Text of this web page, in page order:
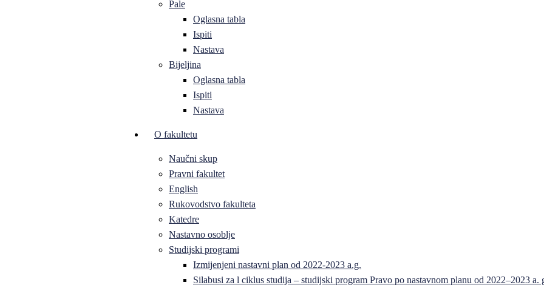
Pale
Oglasna tabla
Ispiti
Nastava
Bijeljina
Oglasna tabla
Ispiti
Nastava
O fakultetu
Naučni skup
Pravni fakultet
English
Rukovodstvo fakulteta
Katedre
Nastavno osoblje
Studijski programi
Izmijenjeni nastavni plan od 2022-2023 a.g.
Silabusi za l ciklus studija – studijski program Pravo po nastavnom planu od 2022–2023 a.